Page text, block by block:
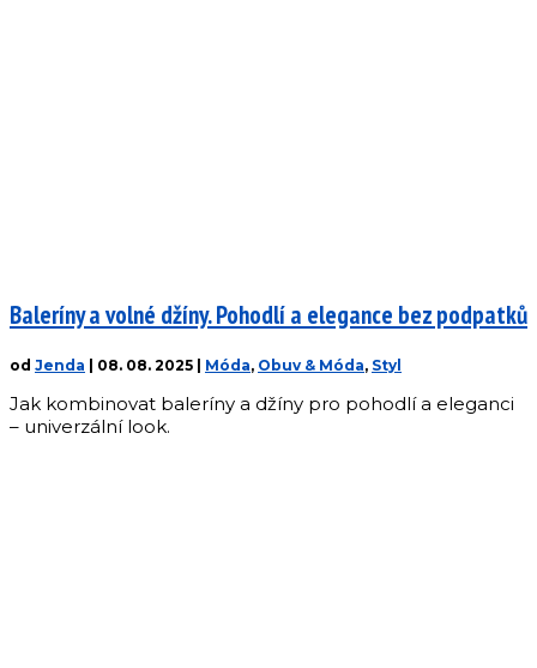
Baleríny a volné džíny. Pohodlí a elegance bez podpatků
od Jenda 08. 08. 2025 Móda, Obuv & Móda, Styl
Jak kombinovat baleríny a džíny pro pohodlí a eleganci
– univerzální look.